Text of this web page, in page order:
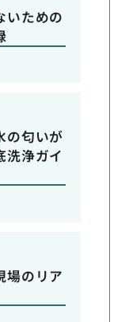
いための
の匂いが
洗浄ガイ
場のリア